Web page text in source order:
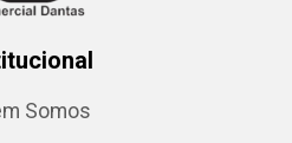
Somos